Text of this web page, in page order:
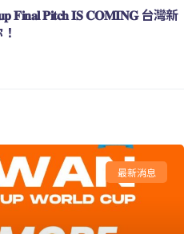
𝐅𝐢𝐧𝐚𝐥 𝐏𝐢𝐭𝐜𝐡 𝐈𝐒 𝐂𝐎𝐌𝐈𝐍𝐆 台灣新
最新消息